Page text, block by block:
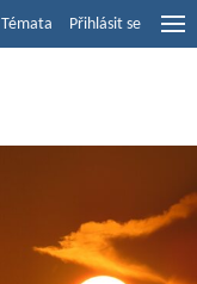
Témata Přihlásit se